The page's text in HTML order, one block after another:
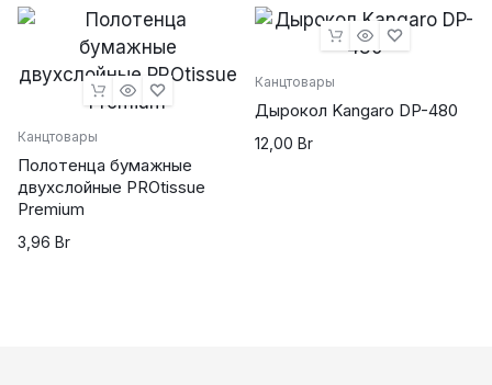
Канцтовары
Полотенца бумажные
двухслойные PROtissue
Premium
3,96 Br
Канцтовары
Дырокол Kangaro DP-480
12,00 Br